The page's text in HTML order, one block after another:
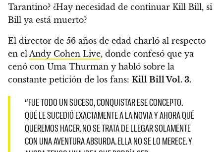
Tarantino? ¿Hay necesidad de continuar Kill Bill, si
Bill ya está muerto?
El director de 56 años de edad charló al respecto
en el Andy Cohen Live, donde confesó que ya
cenó con Uma Thurman y habló sobre la
constante petición de los fans: Kill Bill Vol. 3.
“FUE TODO UN SUCESO, CONQUISTAR ESE CONCEPTO.
QUÉ LE SUCEDIÓ EXACTAMENTE A LA NOVIA Y AHORA QUÉ
QUEREMOS HACER. NO SE TRATA DE LLEGAR SOLAMENTE
CON UNA AVENTURA ABSURDA. ELLA NO SE LO MERECE.Y